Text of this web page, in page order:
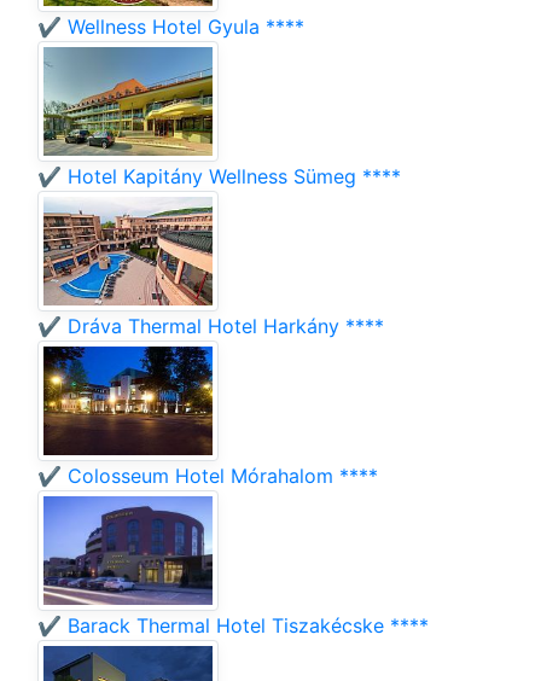
✔️ Wellness Hotel Gyula ****
✔️ Hotel Kapitány Wellness Sümeg ****
✔️ Dráva Thermal Hotel Harkány ****
✔️ Colosseum Hotel Mórahalom ****
✔️ Barack Thermal Hotel Tiszakécske ****